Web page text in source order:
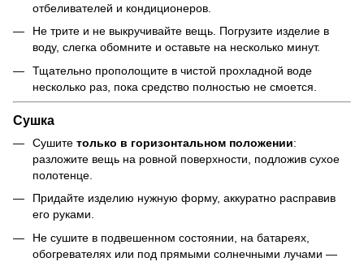
отбеливателей и кондиционеров.
Не трите и не выкручивайте вещь. Погрузите изделие в
воду, слегка обомните и оставьте на несколько минут.
Тщательно прополощите в чистой прохладной воде
несколько раз, пока средство полностью не смоется.
Сушка
Сушите только в горизонтальном положении:
разложите вещь на ровной поверхности, подложив сухое
полотенце.
Придайте изделию нужную форму, аккуратно расправив
его руками.
Не сушите в подвешенном состоянии, на батареях,
обогревателях или под прямыми солнечными лучами —